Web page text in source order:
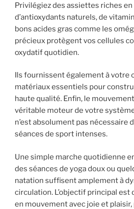
Privilégiez des assiettes riches
d’antioxydants naturels, de
bons acides gras comme les
précieux protègent vos cellules
oxydatif quotidien.
Ils fournissent également à votre
matériaux essentiels pour
haute qualité. Enfin, le
véritable moteur de votre
n’est absolument pas nécessaire
séances de sport intenses.
Une simple marche quotidienne
des séances de yoga doux ou
natation suffisent amplement à
circulation. L’objectif principal est
en mouvement avec joie et plaisir,